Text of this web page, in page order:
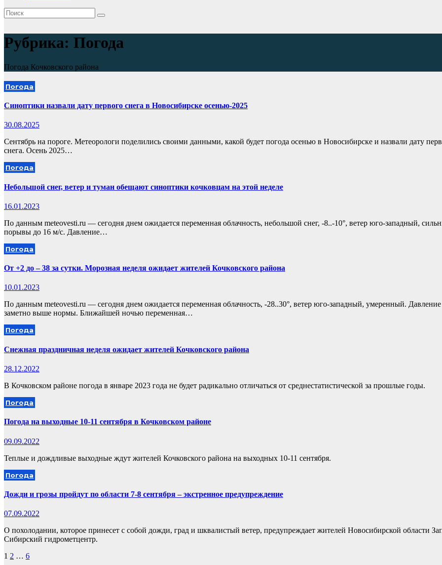
Рубрика: Погода
Погода Кочковского района
Погода
Синоптики назвали дату первого снега в Новосибирске осенью-2025
30.08.2025
Сентябрь на пороге. Метеорологи поделились своими данными, какой будет погода осенью в Новосибирске и назвали дату
снега. Осень 2025…
Погода
Небольшой снег, ветер и туман обещают синоптики кочковцам на этой неделе
16.01.2023
По данным meteovesti.ru — сегодня днем ожидается переменная облачность, небольшой снег, -8..-10°, ветер юго-западный,
порывы до 16 м/с. Давление…
Погода
От +2 до – 38 за сутки. Морозная неделя ожидает жителей Кочковского района
10.01.2023
По данным meteovesti.ru — сегодня днем ожидается переменная облачность, -28..30°, ветер юго-западный, умеренный. Давление
заметно выше нормы. Ближайшей ночью переменная…
Погода
Снежная праздничная неделя ожидает жителей Кочковского района
28.12.2022
В Кочковском районе погода в январе 2023 года не будет радикально отличаться от среднестатистической за прошлые годы.
Погода
Погода на выходные 10-11 сентября в Кочковском районе
09.09.2022
Теплые и дождливые выходные ждут жителей Кочковского района на выходных 10-11 сентября.
Погода
Дожди и грозы пройдут по области 7-8 сентября – экстренное предупреждение
07.09.2022
О похолодании, которое принесет с собой дожди, град и шквалистый ветер, предупреждает жителей Новосибирской области
Сибирский гидрометцентр.
Пагинация
1 2 … 6